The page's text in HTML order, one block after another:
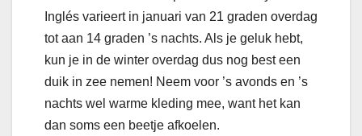
Inglés varieert in januari van 21 graden overdag
tot aan 14 graden ’s nachts. Als je geluk hebt,
kun je in de winter overdag dus nog best een
duik in zee nemen! Neem voor ’s avonds en ’s
nachts wel warme kleding mee, want het kan
dan soms een beetje afkoelen.